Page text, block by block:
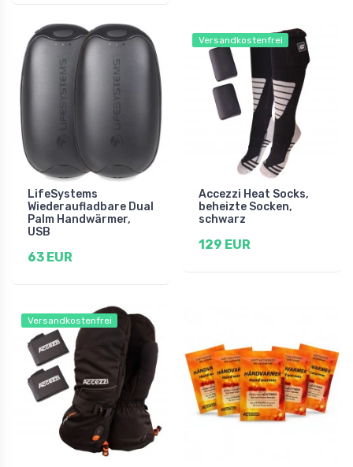
LifeSystems
Wiederaufladbare Dual
Palm Handwärmer,
USB
63 EUR
Versandkostenfrei
Accezzi Heat Socks,
beheizte Socken,
schwarz
129 EUR
Versandkostenfrei